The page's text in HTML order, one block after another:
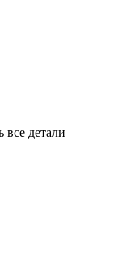
детали